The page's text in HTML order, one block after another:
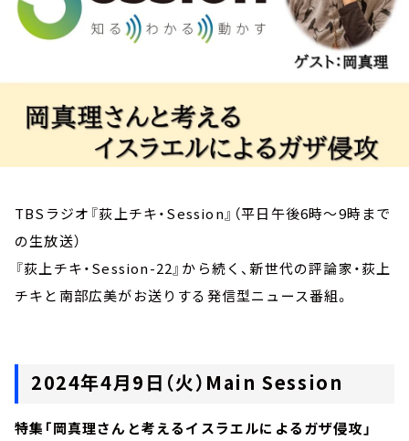
TBSラジオ『荻上チキ・Session』（平日午後6時～9時まで
の生放送）
『荻上チキ・Session-22』から続く、新世代の評論家・荻上
チキと南部広美がお送りする発信型ニュース番組。
2024年4月9日（火）Main Session
特集「岡真理さんと考えるイスラエルによるガザ侵攻」